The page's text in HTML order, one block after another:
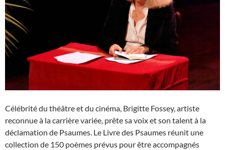
Célébrité du théâtre et du cinéma, Brigitte Fossey, artiste
reconnue à la carrière variée, prête sa voix et son talent à la
déclamation de Psaumes. Le Livre des Psaumes réunit une
collection de 150 poèmes prévus pour être accompagnés